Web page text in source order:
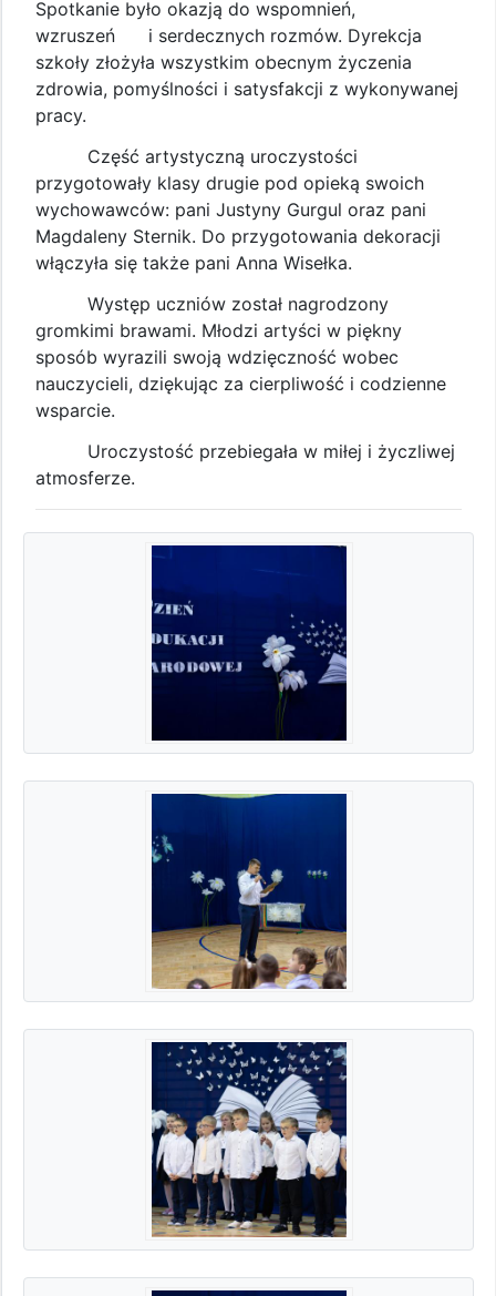
Spotkanie było okazją do wspomnień,
wzruszeń i serdecznych rozmów. Dyrekcja
szkoły złożyła wszystkim obecnym życzenia
zdrowia, pomyślności i satysfakcji z wykonywanej
pracy.
Część artystyczną uroczystości
przygotowały klasy drugie pod opieką swoich
wychowawców: pani Justyny Gurgul oraz pani
Magdaleny Sternik. Do przygotowania dekoracji
włączyła się także pani Anna Wisełka.
Występ uczniów został nagrodzony
gromkimi brawami. Młodzi artyści w piękny
sposób wyrazili swoją wdzięczność wobec
nauczycieli, dziękując za cierpliwość i codzienne
wsparcie.
Uroczystość przebiegała w miłej i życzliwej
atmosferze.